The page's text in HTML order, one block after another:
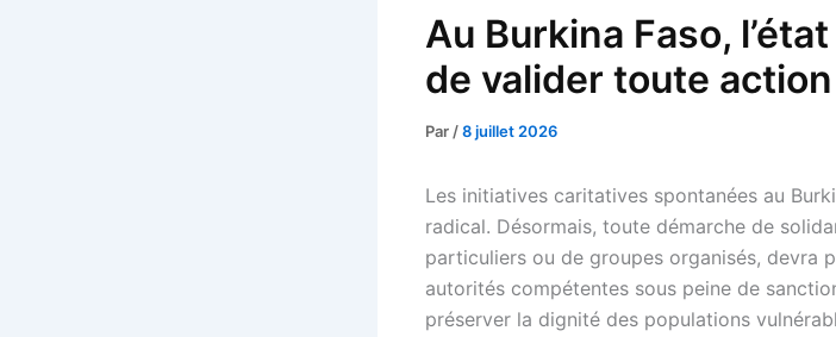
Au Burkina Faso,
de valider toute
Par /8 juillet 2026
Les initiatives caritatives spontanées au
radical. Désormais, toute démarche de
particuliers ou de groupes organisés, devra
autorités compétentes sous peine de
préserver la dignité des populations